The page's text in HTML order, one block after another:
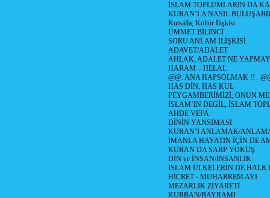
İSLAM TOPLUMLARIN DA
KURAN’LA NASIL
Kutsalla, Kültür İlişkisi
ÜMMET BİLİNCİ
SORU ANLAM İLİŞKİSİ
ADAVET/ADALET
AHLAK, ADALET NE
HARAM – HELAL
@@. ANA HAPSOLMAK !! .
HAS DİN, HAS KUL
PEYGAMBERİMİZİ, ONUN
İSLAM’IN DEGİL, İSLAM
AHDE VEFA
DİNİN YANSIMASI
KURAN’I ANLAMAK/
İMANLA HAYATIN İÇİN DE
KURAN DA SARP YOKUŞ
DİN ve İNSAN/İNSANLIK
İSLAM ÜLKELERİN DE
HİCRET - MUHARREM AYI
MEZARLIK ZİYARETİ
KURBAN/BAYRAMI